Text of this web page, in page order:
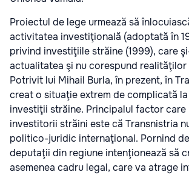
Proiectul de lege urmează să
activitatea investiţională (adoptată în
privind investiţiile străine (1999), care
actualitatea şi nu corespund realităţilor
Potrivit lui Mihail Burla, în prezent, în
creat o situaţie extrem de complicată
investiţii străine. Principalul factor care
investitorii străini este că Transnistria
politico-juridic internaţional. Pornind
deputaţii din regiune intenţionează să
asemenea cadru legal, care va atrage